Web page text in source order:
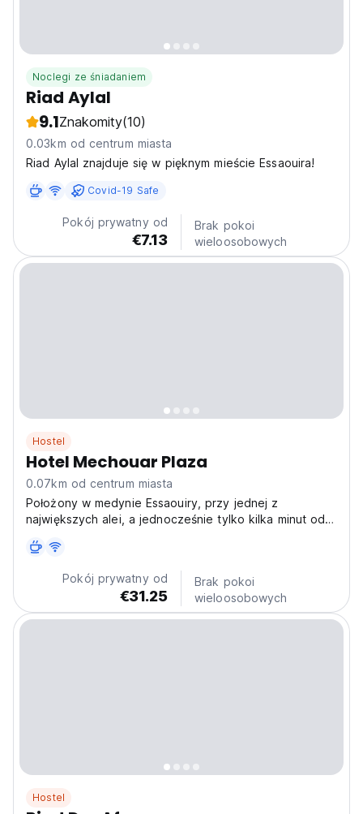
Noclegi ze śniadaniem
Riad Aylal
9.1Znakomity(10)
0.03km od centrum miasta
Riad Aylal znajduje się w pięknym mieście Essaouira!
Covid-19 Safe
Pokój prywatny od
€7.13
Brak pokoi
wieloosobowych
Hostel
Hotel Mechouar Plaza
0.07km od centrum miasta
Położony w medynie Essaouiry, przy jednej z
największych alei, a jednocześnie tylko kilka minut od
Pokój prywatny od
€31.25
Brak pokoi
wieloosobowych
Hostel